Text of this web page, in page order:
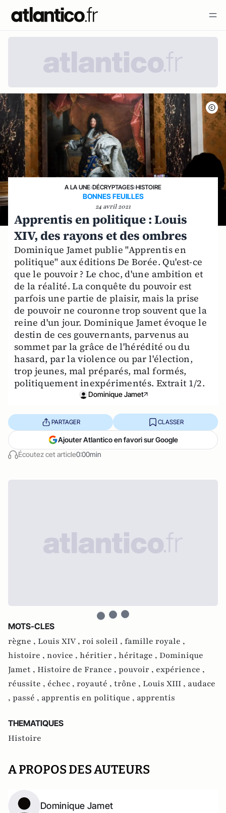
A LA UNE›DÉCRYPTAGES›HISTOIRE
BONNES FEUILLES
24 avril 2021
Apprentis en politique : Louis
XIV, des rayons et des ombres
Dominique Jamet publie "Apprentis en
politique" aux éditions De Borée. Qu'est-ce
que le pouvoir ? Le choc, d'une ambition et
de la réalité. La conquête du pouvoir est
parfois une partie de plaisir, mais la prise
de pouvoir ne couronne trop souvent que la
reine d'un jour. Dominique Jamet évoque le
destin de ces gouvernants, parvenus au
sommet par la grâce de l'hérédité ou du
hasard, par la violence ou par l'élection,
trop jeunes, mal préparés, mal formés,
politiquement inexpérimentés. Extrait 1/2.
Dominique Jamet
Écoutez cet article0:00min
PARTAGER CLASSER
Ajouter Atlantico en favori sur Google
MOTS-CLES
règne , Louis XIV , roi soleil , famille royale ,
histoire , novice , héritier , héritage , Dominique
Jamet , Histoire de France , pouvoir , expérience ,
réussite , échec , royauté , trône , Louis XIII , audace
, passé , apprentis en politique , apprentis
THEMATIQUES
Histoire
A PROPOS DES AUTEURS
Dominique Jamet